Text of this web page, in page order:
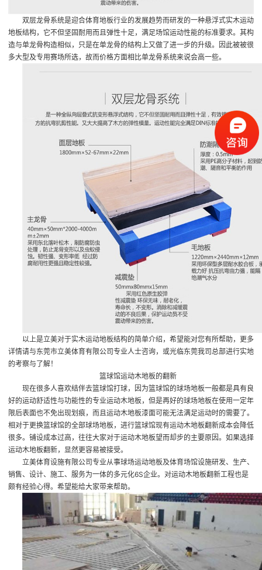
双层龙骨系统是迎合体育地板行业的发展趋势而研发的一种悬浮式实木运动
地板结构，它不但坚固耐用而且弹性十足，满足场馆运动性能的标准要求。其构
造与单龙骨构造相似，只是在单龙骨的结构上又做了进一步的升级。因此被被很
多大型及专用赛场所选，故而价格方面相比单龙骨系统来说会高一些。
以上是立美对于实木运动地板结构的简单介绍，希望能对您有所帮助，更多
详情请与东莞市立美体育有限公司专业人士咨询，或光临东莞我司总部进行实地
的考察与了解！
篮球馆运动木地板的翻新
现在很多人喜欢结伴去篮球馆打球，因为篮球馆的球场地板一般都是具有良
好的运动舒适性与功能性的专业运动木地板，但是再好的球场地板在使用一定年
限后表面也不免出现划痕，而且运动木地板漆面可能无法满足运动时的需要了。
相对于更换篮球馆的全部球场地板，进行篮球馆现有运动木地板翻新成本会降低
很多。铺设成本过高，往往大家对于运动木地板望而却步的主要原因。如果选择
运动木地板翻新，显然更容易被接受。
立美体育设施有限公司专业从事球场运动地板及体育场馆设施研发、生产、
销售、设计、施工、服务为一体的多元化6S企业。对运动木地板翻新工程也是
颇有经验心得。希望能给大家带来帮助。